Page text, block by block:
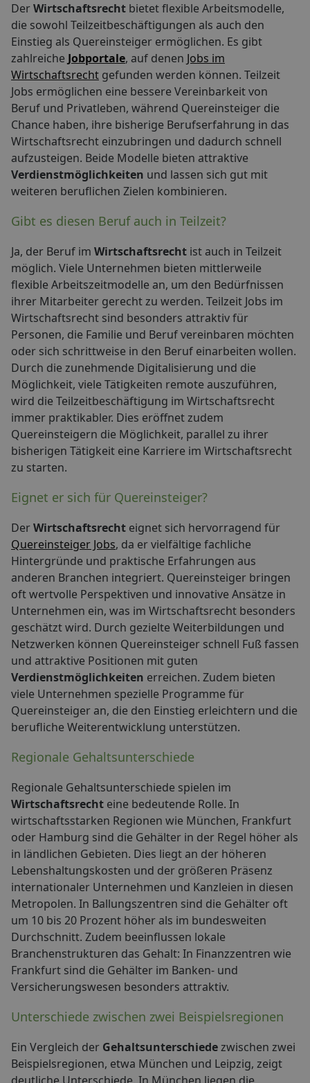
DerWirtschaftsrecht bietet flexible Arbeitsmodelle,
die sowohl Teilzeitbeschäftigungen als auch den
Einstieg als Quereinsteiger ermöglichen. Es gibt
zahlreiche Jobportale, auf denen Jobs im
Wirtschaftsrecht gefunden werden können. Teilzeit
Jobs ermöglichen eine bessere Vereinbarkeit von
Beruf und Privatleben, während Quereinsteiger die
Chance haben, ihre bisherige Berufserfahrung in das
Wirtschaftsrecht einzubringen und dadurch schnell
aufzusteigen. Beide Modelle bieten attraktive
Verdienstmöglichkeiten und lassen sich gut mit
weiteren beruflichen Zielen kombinieren.
Gibt es diesen Beruf auch in Teilzeit?
Ja, der Beruf im Wirtschaftsrecht ist auch in Teilzeit
möglich. Viele Unternehmen bieten mittlerweile
flexible Arbeitszeitmodelle an, um den Bedürfnissen
ihrer Mitarbeiter gerecht zu werden. Teilzeit Jobs im
Wirtschaftsrecht sind besonders attraktiv für
Personen, die Familie und Beruf vereinbaren möchten
oder sich schrittweise in den Beruf einarbeiten wollen.
Durch die zunehmende Digitalisierung und die
Möglichkeit, viele Tätigkeiten remote auszuführen,
wird die Teilzeitbeschäftigung im Wirtschaftsrecht
immer praktikabler. Dies eröffnet zudem
Quereinsteigern die Möglichkeit, parallel zu ihrer
bisherigen Tätigkeit eine Karriere im Wirtschaftsrecht
zu starten.
Eignet er sich für Quereinsteiger?
DerWirtschaftsrecht eignet sich hervorragend für
Quereinsteiger Jobs, da er vielfältige fachliche
Hintergründe und praktische Erfahrungen aus
anderen Branchen integriert. Quereinsteiger bringen
oft wertvolle Perspektiven und innovative Ansätze in
Unternehmen ein, was im Wirtschaftsrecht besonders
geschätzt wird. Durch gezielte Weiterbildungen und
Netzwerken können Quereinsteiger schnell Fuß fassen
und attraktive Positionen mit guten
Verdienstmöglichkeiten erreichen. Zudem bieten
viele Unternehmen spezielle Programme für
Quereinsteiger an, die den Einstieg erleichtern und die
berufliche Weiterentwicklung unterstützen.
Regionale Gehaltsunterschiede
Regionale Gehaltsunterschiede spielen im
Wirtschaftsrecht eine bedeutende Rolle. In
wirtschaftsstarken Regionen wie München, Frankfurt
oder Hamburg sind die Gehälter in der Regel höher als
in ländlichen Gebieten. Dies liegt an der höheren
Lebenshaltungskosten und der größeren Präsenz
internationaler Unternehmen und Kanzleien in diesen
Metropolen. In Ballungszentren sind die Gehälter oft
um 10 bis 20 Prozent höher als im bundesweiten
Durchschnitt. Zudem beeinflussen lokale
Branchenstrukturen das Gehalt: In Finanzzentren wie
Frankfurt sind die Gehälter im Banken- und
Versicherungswesen besonders attraktiv.
Unterschiede zwischen zwei Beispielsregionen
Ein Vergleich der Gehaltsunterschiedezwischen zwei
Beispielsregionen, etwa München und Leipzig, zeigt